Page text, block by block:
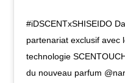
#iDSCENTxSHISEIDO
partenariat exclusif avec
technologie
du nouveau parfum